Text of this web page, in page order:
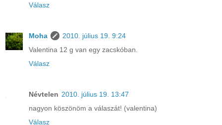
Válasz
Moha
2010. július 19. 9:24
Valentina 12 g van egy zacskóban.
Válasz
Névtelen 2010. július 19. 13:47
nagyon köszönöm a válaszát! (valentina)
Válasz